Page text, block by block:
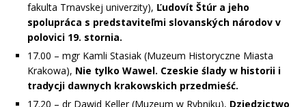
fakulta Trnavskej univerzity), Ľudovít Štúr a jeho
spolupráca s predstaviteľmi slovanských národov v
polovici 19. stornia.
17.00 – mgr Kamli Stasiak (Muzeum Historyczne Miasta
Krakowa), Nie tylko Wawel. Czeskie ślady w historii i
tradycji dawnych krakowskich przedmieść.
17.20 – dr Dawid Keller (Muzeum w Rybniku), Dziedzictwo